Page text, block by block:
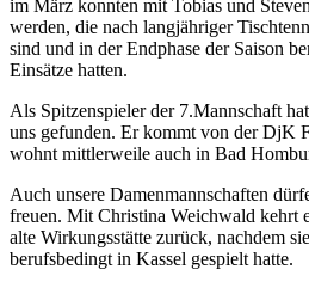
im März konnten mit Tobias und
werden, die nach langjähriger
sind und in der Endphase der Saison
Einsätze hatten.
Als Spitzenspieler der 7.Mannschaft
uns gefunden. Er kommt von der DjK
wohnt mittlerweile auch in Bad
Auch unsere Damenmannschaften
freuen. Mit Christina Weichwald kehrt
alte Wirkungsstätte zurück, nachdem
berufsbedingt in Kassel gespielt hatte.